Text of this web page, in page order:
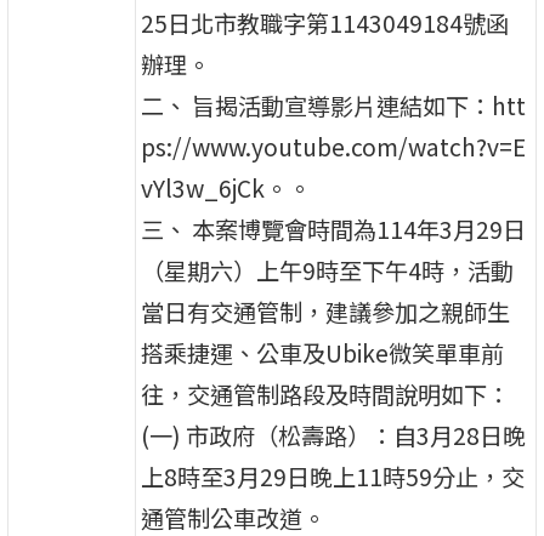
25日北市教職字第1143049184號函
辦理。
二、 旨揭活動宣導影片連結如下：htt
ps://www.youtube.com/watch?v=E
vYl3w_6jCk。。
三、 本案博覽會時間為114年3月29日
（星期六）上午9時至下午4時，活動
當日有交通管制，建議參加之親師生
搭乘捷運、公車及Ubike微笑單車前
往，交通管制路段及時間說明如下：
(一) 市政府（松壽路）：自3月28日晚
上8時至3月29日晚上11時59分止，交
通管制公車改道。